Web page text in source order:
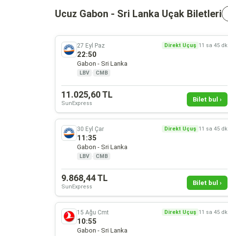
Ucuz Gabon - Sri Lanka Uçak Biletleri
27 Eyl Paz Direkt Uçuş 11 sa 45 dk
22:50
Gabon - Sri Lanka
LBV · CMB
11.025,60 TL
SunExpress
Bilet bul ›
30 Eyl Çar Direkt Uçuş 11 sa 45 dk
11:35
Gabon - Sri Lanka
LBV · CMB
9.868,44 TL
SunExpress
Bilet bul ›
15 Ağu Cmt Direkt Uçuş 11 sa 45 dk
10:55
Gabon - Sri Lanka